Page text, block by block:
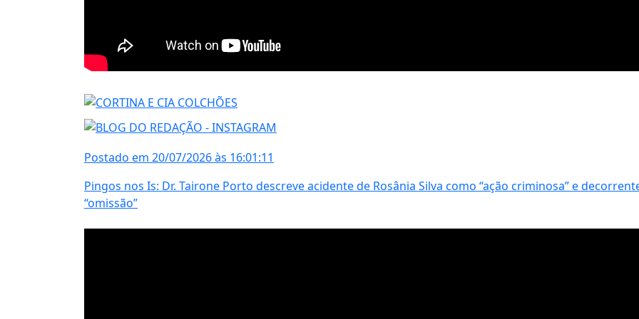
Postado em 20/07/2026 às 16:01:11
Pingos nos Is: Dr. Tairone Porto descreve acidente de Rosânia Silva como “ação criminosa” e
“omissão”